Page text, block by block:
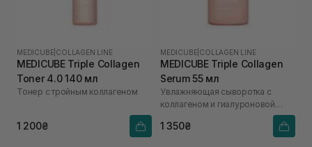
MEDICUBE COLLAGEN LINE
MEDICUBE Triple Collagen
Toner 4.0 140 мл
Тонер с тройным коллагеном
1 200₴
MEDICUBE COLLAGEN LINE
MEDICUBE Triple Collagen
Serum 55 мл
Увлажняющая сыворотка с
коллагеном и гиалуроновой
1 350₴